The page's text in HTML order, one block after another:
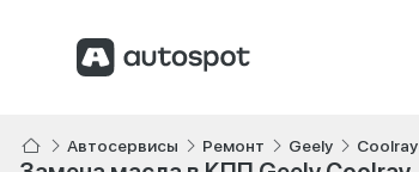
Автосервисы Ремонт Geely Coolray